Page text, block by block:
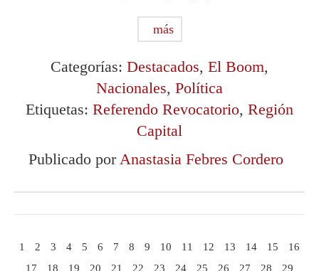
más
Categorías: Destacados, El Boom,
Nacionales, Política
Etiquetas: Referendo Revocatorio, Región
Capital
Publicado porAnastasia Febres Cordero
1 2 3 4 5 6 7 8 9 10 11 12 13 14 15
16
17
18 19 20 21 22 23 24 25 26 27 28 29